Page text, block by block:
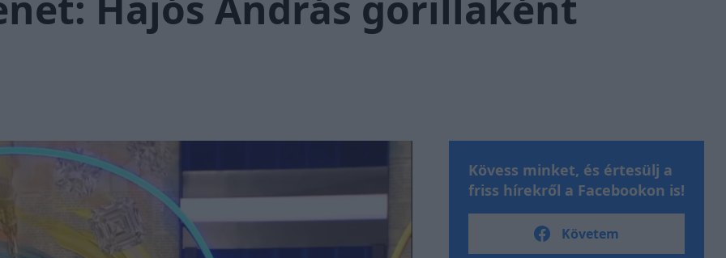
Kövess minket, és értesülj a
friss hírekről a Facebookon is!
Követem